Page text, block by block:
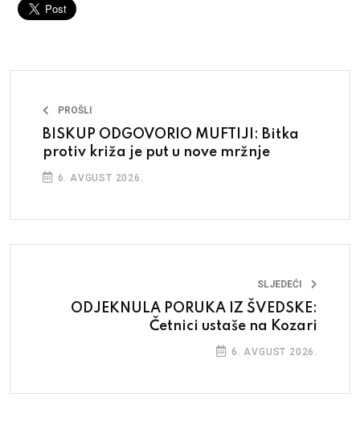
PROŠLI
BISKUP ODGOVORIO MUFTIJI: Bitka
protiv križa je put u nove mržnje
6. AVGUST 2026.
SLJEDEĆI
ODJEKNULA PORUKA IZ ŠVEDSKE:
Četnici ustaše na Kozari
6. AVGUST 2026.